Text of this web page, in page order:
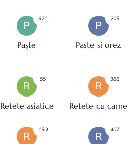
P
Paşte
321
P
Paste si orez
205
R
Retete asiatice
55
R
Retete cu carne
386
R
150
R
407